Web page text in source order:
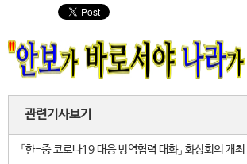
관련기사보기
「한-중 코로나19 대응 방역협력 대화」 화상회의 개최